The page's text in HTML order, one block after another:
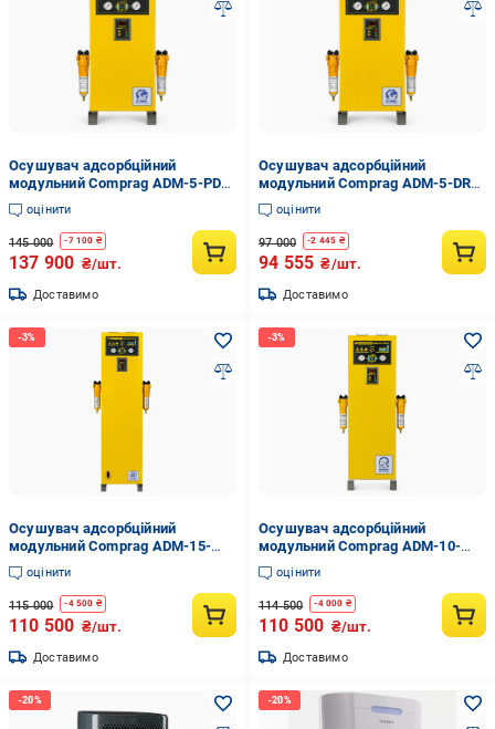
Осушувач адсорбційний
модульний Comprag ADM-5-PDP
(36123303)
оцінити
145 000 -7 100 ₴
137 900 ₴/шт.
Доставимо
Осушувач адсорбційний
модульний Comprag ADM-5-DRY
(36120076)
оцінити
97 000 -2 445 ₴
94 555 ₴/шт.
Доставимо
Осушувач адсорбційний
модульний Comprag ADM-15-
DRY (36121691)
оцінити
115 000 -4 500 ₴
110 500 ₴/шт.
Доставимо
Осушувач адсорбційний
модульний Comprag ADM-10-
DRY (36120820)
оцінити
114 500 -4 000 ₴
110 500 ₴/шт.
Доставимо